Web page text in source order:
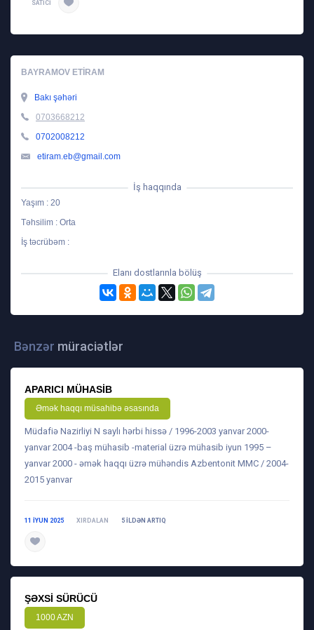
SATICI
BAYRAMOV ETIRAM
Bakı şəhəri
0703668212
0702008212
etiram.eb@gmail.com
İş haqqında
Yaşım : 20
Təhsilim : Orta
İş təcrübəm :
Elanı dostlarınla bölüş
Bənzər müraciətlər
APARICI MÜHASIB
Əmək haqqı müsahibə əsasında
Müdafiə Nazirliyi N saylı hərbi hissə / 1996-2003 yanvar 2000-
yanvar 2004 -baş mühasib -material üzrə mühasib iyun 1995 –
yanvar 2000 - əmək haqqı üzrə mühəndis Azbentonit MMC / 2004-
2015 yanvar
11 IYUN 2025 XIRDALAN 5 ILDƏN ARTIQ
ŞƏXSI SÜRÜCÜ
1000 AZN